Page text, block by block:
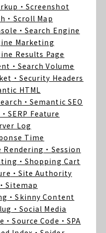
・Screenshot
・Scroll Map
・Search Engine
Marketing
Results Page
・Search Volume
・Security Headers
HTML
・Semantic SEO
・SERP Feature
Log
Time
Rendering ・Session
・Shopping Cart
・Site Authority
・Sitemap
・Skinny Content
・Social Media
・Source Code ・SPA